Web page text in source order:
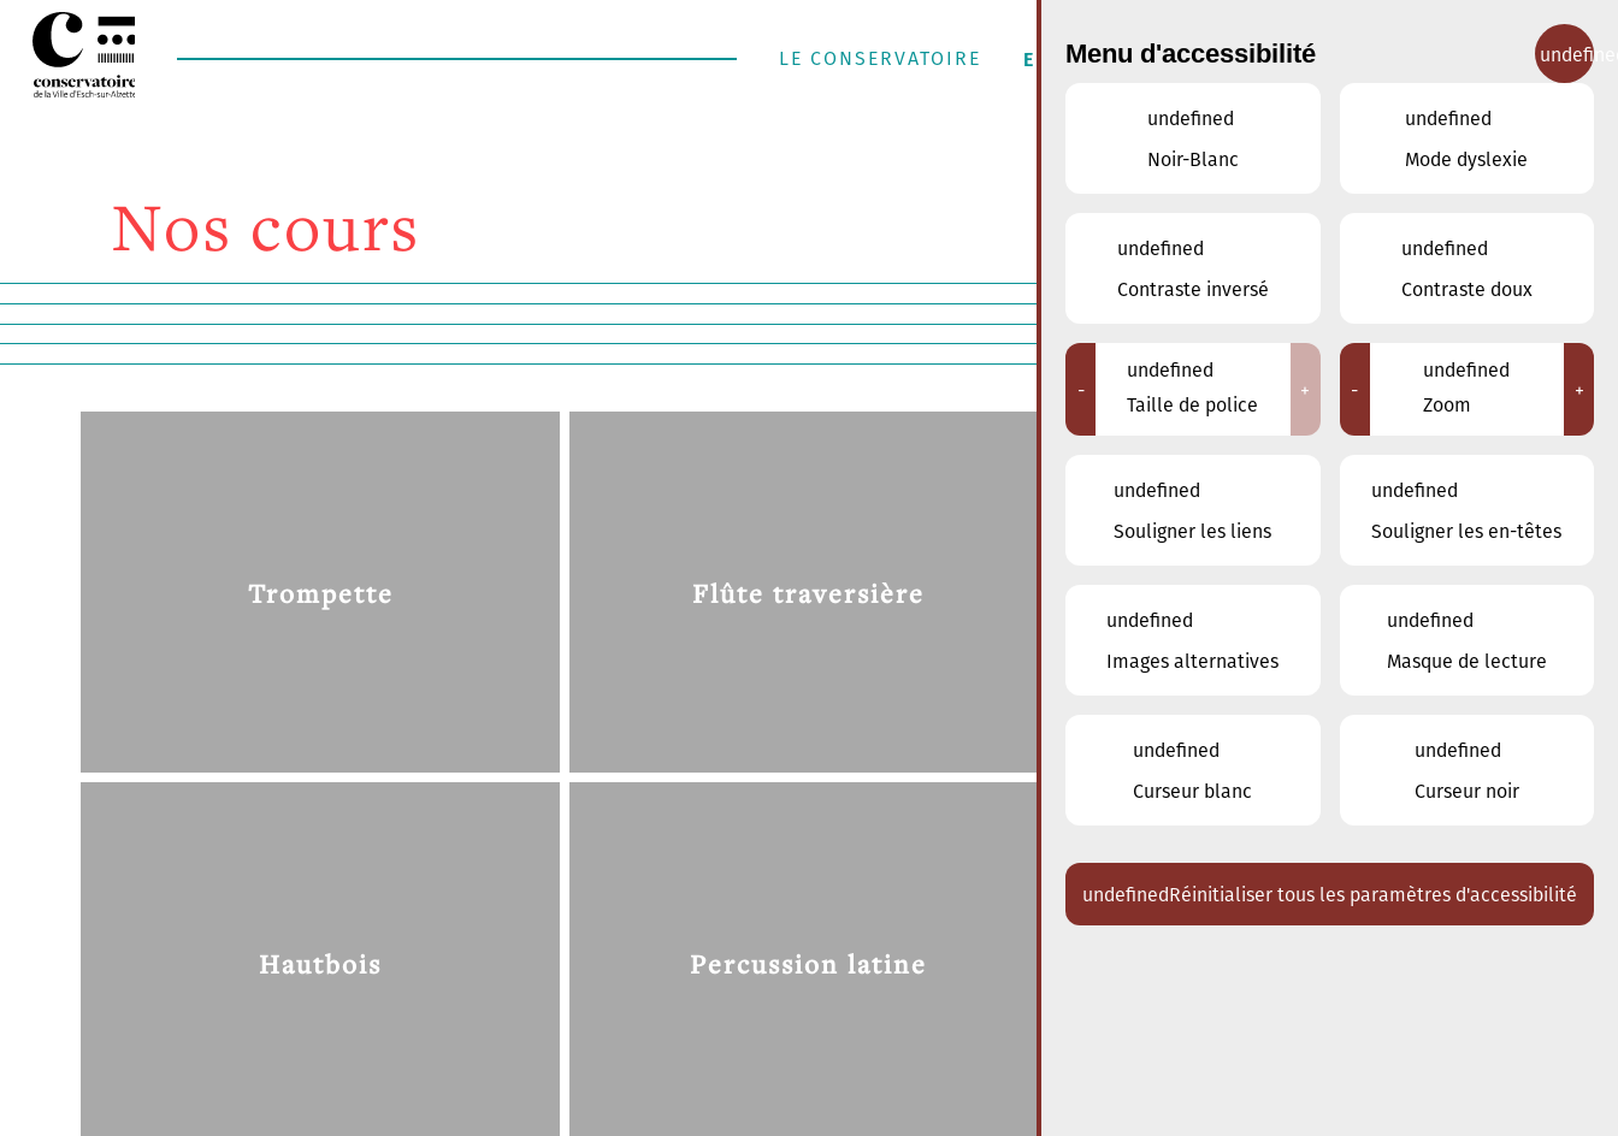
LE CONSERVATOIRE ENSEIGNEMENT MUSICAL CONTACT
Nos cours
Trompette Flûte traversière
Hautbois Percussion latine
Menu d'accessibilité
undefined
Noir-Blanc
undefined
Mode dyslexie
undefined
Contraste inversé
undefined
Contraste doux
-
undefined
Taille de police
+ -
undefined
Zoom
+
undefined
Souligner les liens
undefined
Souligner les en-têtes
undefined
Images alternatives
undefined
Masque de lecture
undefined
Curseur blanc
undefined
Curseur noir
undefinedRéinitialiser tous les paramètres d'accessibilité